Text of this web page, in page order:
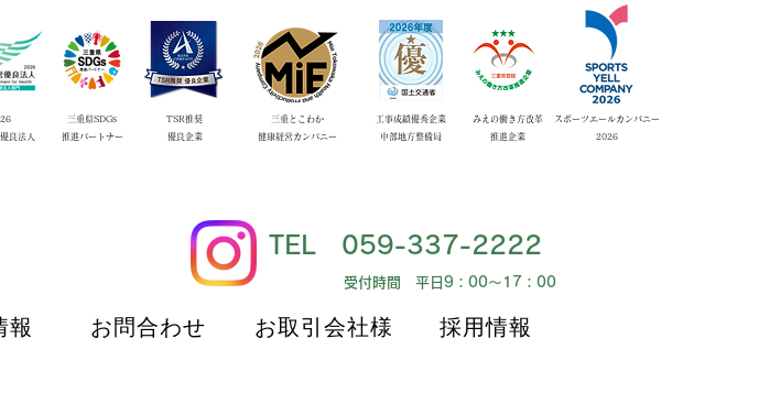
良法人
三重県SDGs
​推進 パートナー
TSR推奨
​優良企業
​三重とこわか
健康経営カンパニー
みえの働き方改革
​推進企業
工事成績優秀企業
​中部地方整備局
スポーツエールカンパニー
​2026
​TEL 059-337-2222
​受付時間 平日9：00～17：00
報 お問合わせ お取引会社様 採用情報
お取引会社様
報 採用情報
お問合わせ